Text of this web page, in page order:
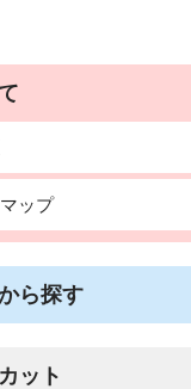
ップ
ら探す
ット